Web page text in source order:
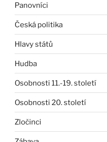
Panovníci
Česká politika
Hlavy států
Hudba
Osobnosti 11.-19. století
Osobnosti 20. století
Zločinci